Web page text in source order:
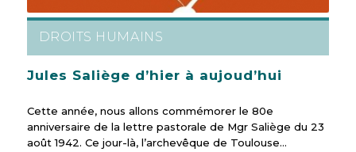
DROITS HUMAINS
Jules Saliège d’hier à aujoud’hui
Cette année, nous allons commémorer le 80e
anniversaire de la lettre pastorale de Mgr Saliège du 23
août 1942. Ce jour-là, l’archevêque de Toulouse…